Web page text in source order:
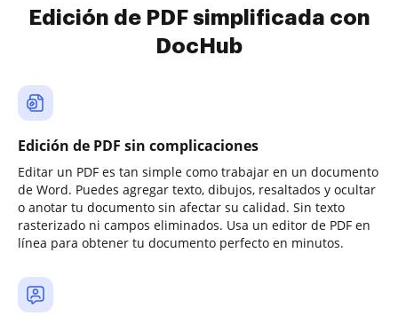
Edición de PDF simplificada con
DocHub
Edición de PDF sin complicaciones
Editar un PDF es tan simple como trabajar en un documento
de Word. Puedes agregar texto, dibujos, resaltados y ocultar
o anotar tu documento sin afectar su calidad. Sin texto
rasterizado ni campos eliminados. Usa un editor de PDF en
línea para obtener tu documento perfecto en minutos.